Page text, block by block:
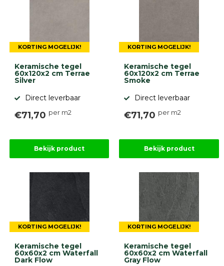
KORTING MOGELIJK!
Keramische tegel
60x120x2 cm Terrae
Silver
Direct leverbaar
€71,70 per m2
Bekijk product
KORTING MOGELIJK!
Keramische tegel
60x120x2 cm Terrae
Smoke
Direct leverbaar
€71,70 per m2
Bekijk product
KORTING MOGELIJK!
Keramische tegel
60x60x2 cm Waterfall
Dark Flow
KORTING MOGELIJK!
Keramische tegel
60x60x2 cm Waterfall
Gray Flow